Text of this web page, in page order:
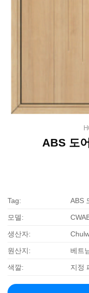
ABS 도
Tag: ABS
모델:
생산자:
원산지: 베트
색깔: 지정